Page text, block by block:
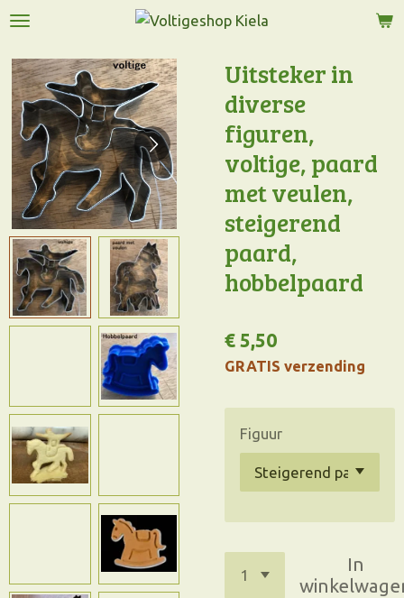
Ga
naar
de
hoofdinhoud
Uitsteker in
diverse
figuren,
voltige, paard
met veulen,
steigerend
paard,
hobbelpaard
€ 5,50
GRATIS verzending
Figuur
In